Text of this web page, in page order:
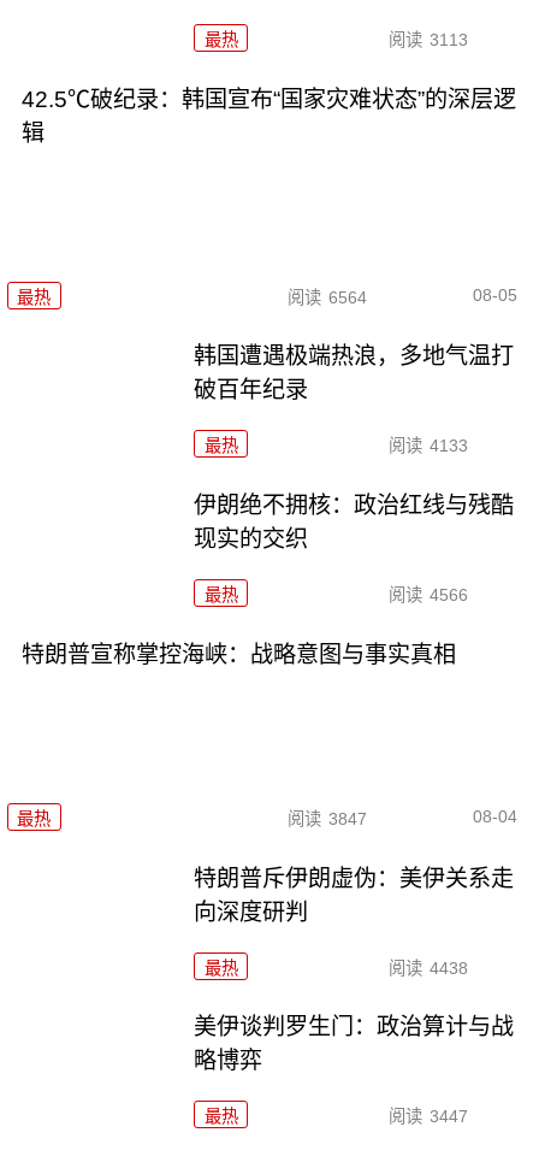
最热 阅读 3113
42.5℃破纪录：韩国宣布“国家灾难状态”的深层逻
辑
最热 阅读 6564 08-05
韩国遭遇极端热浪，多地气温打
破百年纪录
最热 阅读 4133
伊朗绝不拥核：政治红线与残酷
现实的交织
最热 阅读 4566
特朗普宣称掌控海峡：战略意图与事实真相
最热 阅读 3847 08-04
特朗普斥伊朗虚伪：美伊关系走
向深度研判
最热 阅读 4438
美伊谈判罗生门：政治算计与战
略博弈
最热 阅读 3447